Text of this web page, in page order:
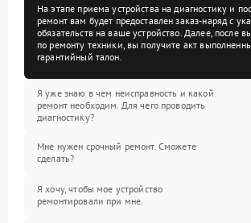
На этапе приема устройства на диагностику и
ремонт вам будет предоставлен заказ-наряд с
обязательств на ваше устройство. Далее, после
по ремонту техники, вы получите акт
гарантийный талон.
Я уже знаю в чем неисправность и какой
ремонт необходим. Для чего проводить
диагностику?
Мне нужен срочный ремонт. Сможете
сделать?
Я хочу, чтобы мое устройство
ремонтировали при мне.